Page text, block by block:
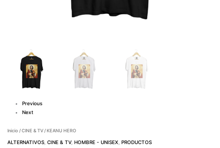
Previous
Next
Inicio /CINE & TV/ KEANU HERO
ALTERNATIVOS ,CINE & TV,HOMBRE - UNISEX ,PRODUCTOS